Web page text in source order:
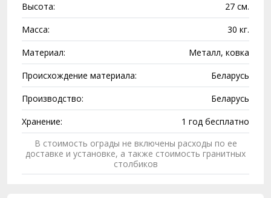
Высота:
27 см.
Масса:
30 кг.
Материал:
Металл, ковка
Происхождение материала:
Беларусь
Производство:
Беларусь
Хранение:
1 год бесплатно
В стоимость ограды не включены расходы по ее
доставке и установке, а также стоимость гранитных
столбиков